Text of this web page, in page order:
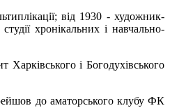
від 1930 - художник-
хронікальних і навчально-
Харківського і Богодухівського
до аматорського клубу ФК